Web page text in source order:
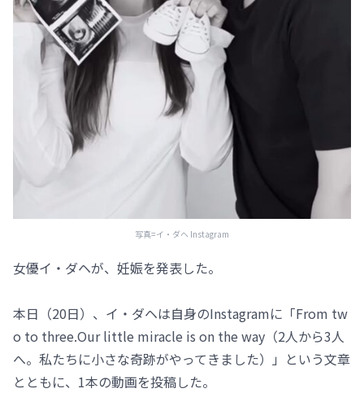
写真=イ・ダヘ Instagram
女優イ・ダヘが、妊娠を発表した。
本日（20日）、イ・ダヘは自身のInstagramに「From tw
o to three.Our little miracle is on the way（2人から3人
へ。私たちに小さな奇跡がやってきました）」という文章
とともに、1本の動画を投稿した。